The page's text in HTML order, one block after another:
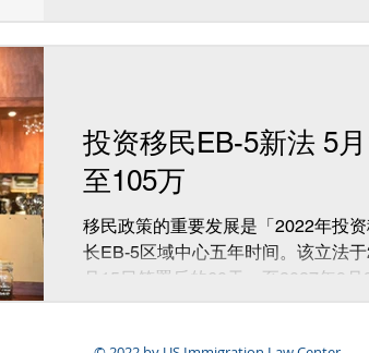
投资移民EB-5新法 5
至105万
移民政策的重要发展是「2022年投
长EB-5区域中心五年时间。该立法
月15日签署后的60天，至2027年9
额表可能会有一些变化。我们预期中